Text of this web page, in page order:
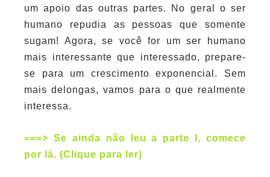
um apoio das outras partes. No geral o ser
humano repudia as pessoas que somente
sugam! Agora, se você for um ser humano
mais interessante que interessado, prepare-
se para um crescimento exponencial. Sem
mais delongas, vamos para o que realmente
interessa.
===> Se ainda não leu a parte I, comece
por lá. (Clique para ler)